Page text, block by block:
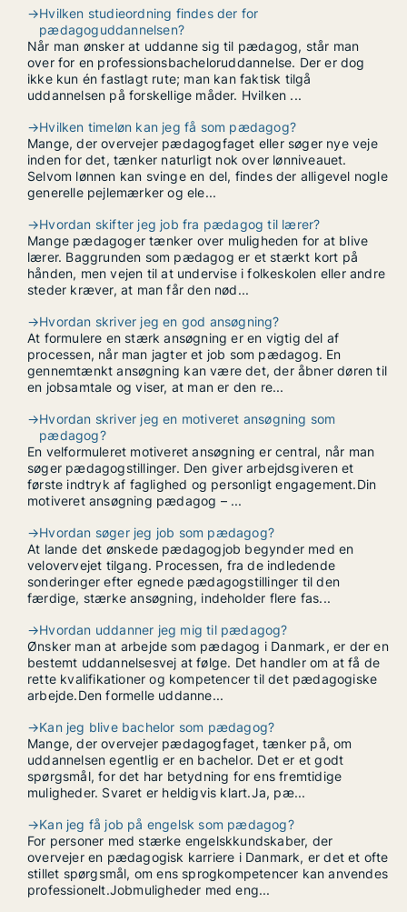
→Hvilken studieordning findes der for
pædagoguddannelsen?
Når man ønsker at uddanne sig til pædagog, står man
over for en professionsbacheloruddannelse. Der er dog
ikke kun én fastlagt rute; man kan faktisk tilgå
uddannelsen på forskellige måder. Hvilken ...
→Hvilken timeløn kan jeg få som pædagog?
Mange, der overvejer pædagogfaget eller søger nye veje
inden for det, tænker naturligt nok over lønniveauet.
Selvom lønnen kan svinge en del, findes der alligevel nogle
generelle pejlemærker og ele...
→Hvordan skifter jeg job fra pædagog til lærer?
Mange pædagoger tænker over muligheden for at blive
lærer. Baggrunden som pædagog er et stærkt kort på
hånden, men vejen til at undervise i folkeskolen eller andre
steder kræver, at man får den nød...
→Hvordan skriver jeg en god ansøgning?
At formulere en stærk ansøgning er en vigtig del af
processen, når man jagter et job som pædagog. En
gennemtænkt ansøgning kan være det, der åbner døren til
en jobsamtale og viser, at man er den re...
→Hvordan skriver jeg en motiveret ansøgning som
pædagog?
En velformuleret motiveret ansøgning er central, når man
søger pædagogstillinger. Den giver arbejdsgiveren et
første indtryk af faglighed og personligt engagement.Din
motiveret ansøgning pædagog – ...
→Hvordan søger jeg job som pædagog?
At lande det ønskede pædagogjob begynder med en
velovervejet tilgang. Processen, fra de indledende
sonderinger efter egnede pædagogstillinger til den
færdige, stærke ansøgning, indeholder flere fas...
→Hvordan uddanner jeg mig til pædagog?
Ønsker man at arbejde som pædagog i Danmark, er der en
bestemt uddannelsesvej at følge. Det handler om at få de
rette kvalifikationer og kompetencer til det pædagogiske
arbejde.Den formelle uddanne...
→Kan jeg blive bachelor som pædagog?
Mange, der overvejer pædagogfaget, tænker på, om
uddannelsen egentlig er en bachelor. Det er et godt
spørgsmål, for det har betydning for ens fremtidige
muligheder. Svaret er heldigvis klart.Ja, pæ...
→Kan jeg få job på engelsk som pædagog?
For personer med stærke engelskkundskaber, der
overvejer en pædagogisk karriere i Danmark, er det et ofte
stillet spørgsmål, om ens sprogkompetencer kan anvendes
professionelt.Jobmuligheder med eng...